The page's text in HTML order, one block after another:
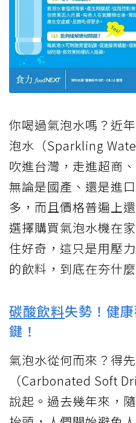
你喝過氣泡水嗎？近
泡水（Sparkling
吹進台灣，走進超商
無論是國產、還是進
多，而且價格普遍上
選擇購買氣泡水機在
住好奇，這只是用壓
的飲料，到底在夯什麼
碳酸飲料失勢！健
鍵！
氣泡水從何而來？得
（Carbonated Soft
說起。過去幾年來，